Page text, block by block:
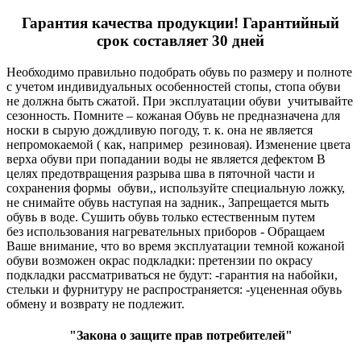
Гарантия качества продукции! Гарантийный
срок составляет 30 дней
Необходимо правильно подобрать обувь по размеру и полноте
с учетом индивидуальных особенностей стопы, стопа обуви
не должна быть сжатой. При эксплуатации обуви учитывайте
сезонность. Помните – кожаная Обувь не предназначена для
носки в сырую дождливую погоду, т. к. она не является
непромокаемой ( как, например резиновая). Изменение цвета
верха обуви при попадании воды не является дефектом В
целях предотвращения разрыва шва в пяточной части и
сохранения формы обуви,, используйте специальную ложку,
не снимайте обувь наступая на задник., Запрещается мыть
обувь в воде. Сушить обувь только естественным путем
без использования нагревательных приборов - Обращаем
Ваше внимание, что во время эксплуатации темной кожаной
обуви возможен окрас подкладки: претензии по окрасу
подкладки рассматриваться не будут: -гарантия на набойки,
стельки и фурнитуру не распространяется: -уцененная обувь
обмену и возврату не подлежит.
"Закона о защите прав потребителей"